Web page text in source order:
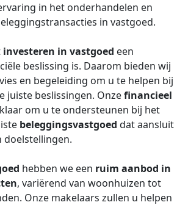
in het onderhandelen en
in vastgoed.
investeren in vastgoed een
beslissing is. Daarom bieden wij
en begeleiding om u te helpen bij
juiste beslissingen. Onzefinancieel
om u te ondersteunen bij het
beleggingsvastgoed dat aansluit
doelstellingen.
hebben we een ruim aanbod in
, variërend van woonhuizen tot
Onze makelaars zullen u helpen